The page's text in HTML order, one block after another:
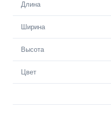
Длина
Ширина
Высота
Цвет